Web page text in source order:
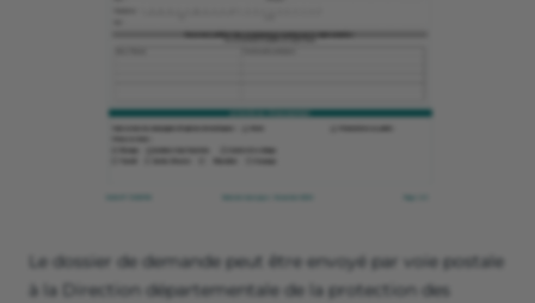
Le dossier de demande peut être envoyé par voie postale
à la Direction départementale de la protection des